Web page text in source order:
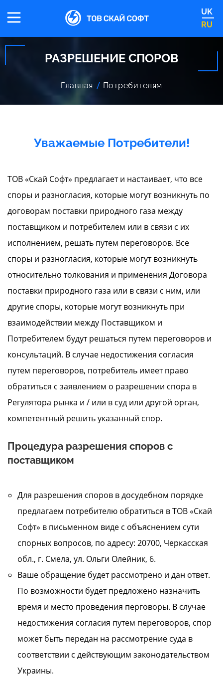
UK
RU
РАЗРЕШЕНИЕ СПОРОВ
Главная Потребителям
Уважаемые Потребители!
ТОВ «Скай Софт» предлагает и настаивает, что все
споры и разногласия, которые могут возникнуть по
договорам поставки природного газа между
поставщиком и потребителем или в связи с их
исполнением, решать путем переговоров. Все
споры и разногласия, которые могут возникнуть
относительно толкования и применения Договора
поставки природного газа или в связи с ним, или
другие споры, которые могут возникнуть при
взаимодействии между Поставщиком и
Потребителем будут решаться путем переговоров и
консультаций. В случае недостижения согласия
путем переговоров, потребитель имеет право
обратиться с заявлением о разрешении спора в
Регулятора рынка и / или в суд или другой орган,
компетентный решить указанный спор.
Процедура разрешения споров с
поставщиком
Для разрешения споров в досудебном порядке
предлагаем потребителю обратиться в ТОВ «Скай
Софт» в письменном виде с объяснением сути
спорных вопросов, по адресу: 20700, Черкасская
обл., г. Смела, ул. Ольги Олейник, 6.
Ваше обращение будет рассмотрено и дан ответ.
По возможности будет предложено назначить
время и место проведения перговоры. В случае
недостижения согласия путем переговоров, спор
может быть передан на рассмотрение суда в
соответствии с действующим законодательством
Украины.